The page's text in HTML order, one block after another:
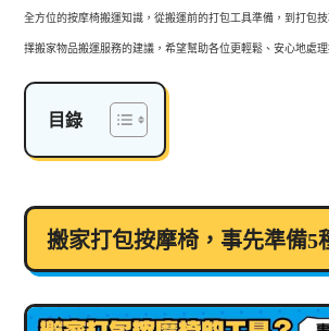
全方位的按摩椅搬運知識，從搬運前的打包工具準備，到打包
擇搬家物品搬運服務的建議，希望幫助各位更輕鬆、安心地處理
目錄
搬家打包按摩椅，事先準備5